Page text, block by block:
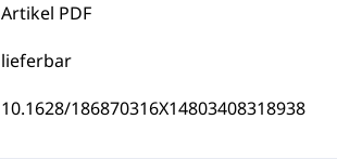
Artikel PDF
lieferbar
10.1628/186870316X14803408318938